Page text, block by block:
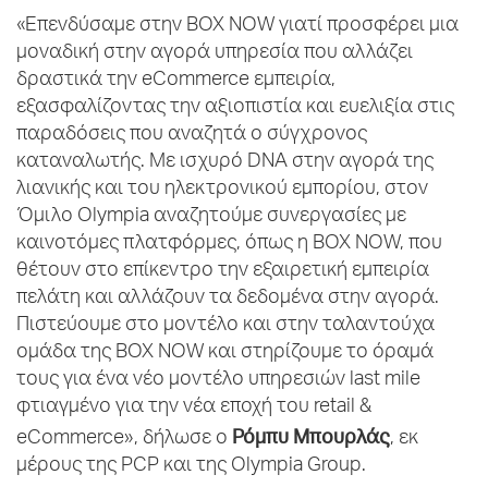
«Επενδύσαμε στην BOX NOW γιατί προσφέρει μια
μοναδική στην αγορά υπηρεσία που αλλάζει
δραστικά την eCommerce εμπειρία,
εξασφαλίζοντας την αξιοπιστία και ευελιξία στις
παραδόσεις που αναζητά ο σύγχρονος
καταναλωτής. Με ισχυρό DNA στην αγορά της
λιανικής και του ηλεκτρονικού εμπορίου, στον
Όμιλο Olympia αναζητούμε συνεργασίες με
καινοτόμες πλατφόρμες, όπως η BOX NOW, που
θέτουν στο επίκεντρο την εξαιρετική εμπειρία
πελάτη και αλλάζουν τα δεδομένα στην αγορά.
Πιστεύουμε στο μοντέλο και στην ταλαντούχα
ομάδα της BOX NOW και στηρίζουμε το όραμά
τους για ένα νέο μοντέλο υπηρεσιών last mile
φτιαγμένο για την νέα εποχή του retail &
eCommerce», δήλωσε ο Ρόμπυ Μπουρλάς, εκ
μέρους της PCP και της Olympia Group.